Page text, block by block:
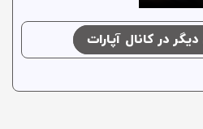
در کانال آپارات